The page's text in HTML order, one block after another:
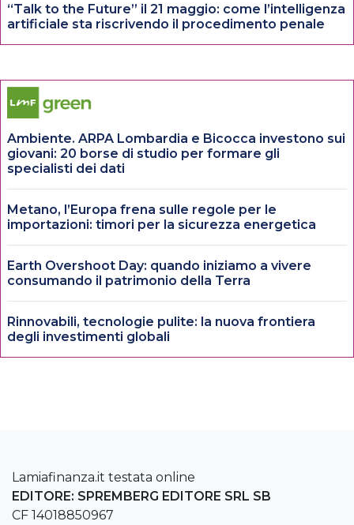
“Talk to the Future” il 21 maggio: come l’intelligenza
artificiale sta riscrivendo il procedimento penale
Ambiente. ARPA Lombardia e Bicocca investono sui
giovani: 20 borse di studio per formare gli
specialisti dei dati
Metano, l’Europa frena sulle regole per le
importazioni: timori per la sicurezza energetica
Earth Overshoot Day: quando iniziamo a vivere
consumando il patrimonio della Terra
Rinnovabili, tecnologie pulite: la nuova frontiera
degli investimenti globali
Lamiafinanza.it testata online
EDITORE: SPREMBERG EDITORE SRL SB
CF 14018850967